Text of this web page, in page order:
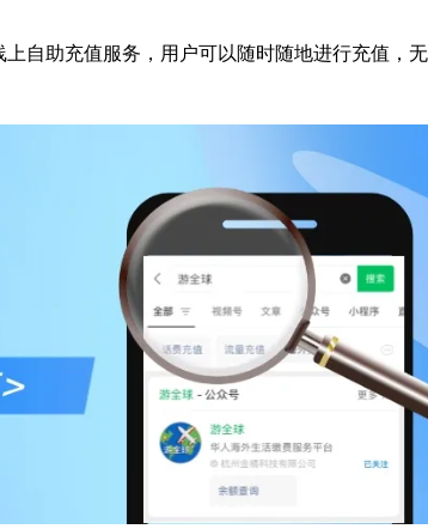
自助充值服务，用户可以随时随地进行充值，